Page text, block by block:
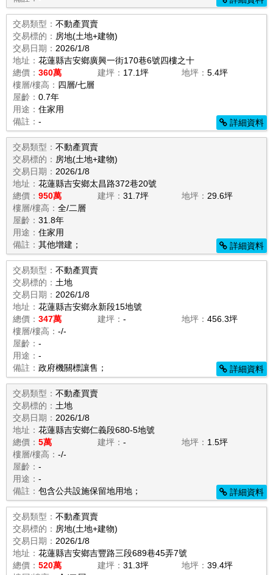
交易類型： 不動產買賣
交易標的： 房地(土地+建物)
交易日期： 2026/1/8
地址： 花蓮縣吉安鄉廣興一街170巷6號四樓之十
總價： 360萬 建坪： 17.1坪 地坪：5.4坪
樓層/樓高： 四層/七層
屋齡： 0.7年
用途： 住家用
備註： - 詳細資料
交易類型： 不動產買賣
交易標的： 房地(土地+建物)
交易日期： 2026/1/8
地址： 花蓮縣吉安鄉太昌路372巷20號
總價： 950萬 建坪： 31.7坪 地坪： 29.6坪
樓層/樓高： 全/二層
屋齡： 31.8年
用途： 住家用
備註： 其他增建； 詳細資料
交易類型： 不動產買賣
交易標的： 土地
交易日期： 2026/1/8
地址： 花蓮縣吉安鄉永新段15地號
總價： 347萬 建坪： - 地坪：456.3坪
樓層/樓高： -/-
屋齡： -
用途： -
備註： 政府機關標讓售； 詳細資料
交易類型： 不動產買賣
交易標的： 土地
交易日期： 2026/1/8
地址： 花蓮縣吉安鄉仁義段680-5地號
總價： 5萬 建坪： - 地坪： 1.5坪
樓層/樓高： -/-
屋齡： -
用途： -
備註： 包含公共設施保留地用地； 詳細資料
交易類型： 不動產買賣
交易標的： 房地(土地+建物)
交易日期： 2026/1/8
地址： 花蓮縣吉安鄉吉豐路三段689巷45弄7號
總價： 520萬 建坪： 31.3坪 地坪：39.4坪